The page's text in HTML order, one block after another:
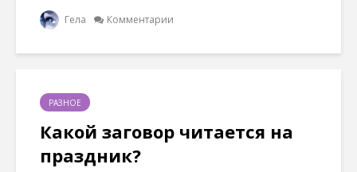
Гела Комментарии
РАЗНОЕ
Какой заговор читается на
праздник?